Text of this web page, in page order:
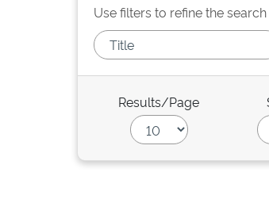
Use filters to refine the
Results/Page